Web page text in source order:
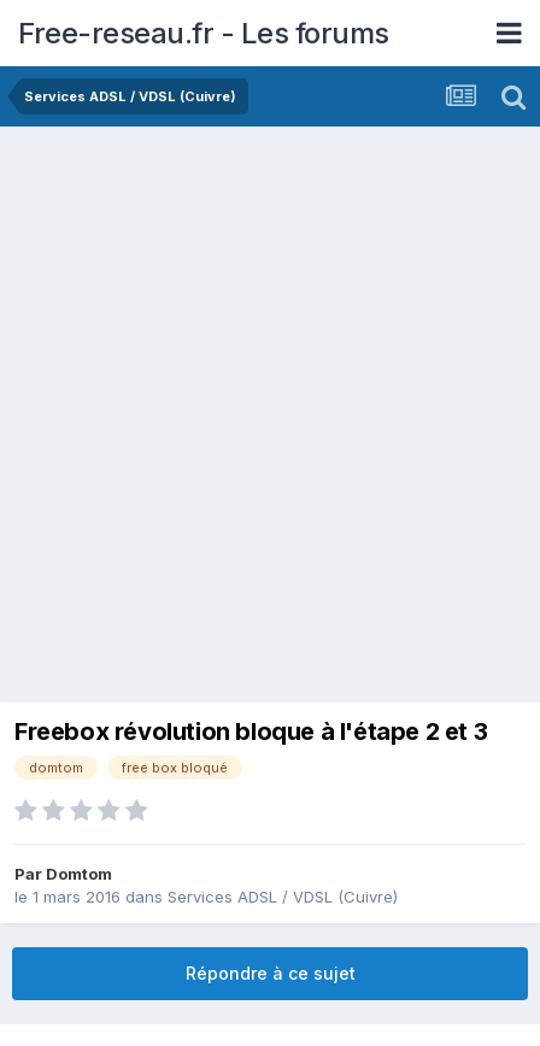
Free-reseau.fr - Les forums
Services ADSL / VDSL (Cuivre)
Freebox révolution bloque à l'étape 2 et 3
domtom free box bloqué
Par Domtom
le 1 mars 2016 dans Services ADSL / VDSL (Cuivre)
Répondre à ce sujet